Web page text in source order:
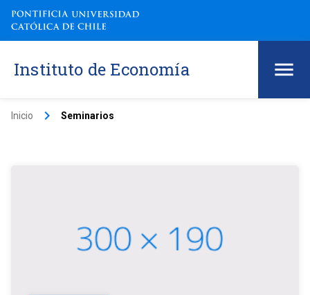
Instituto de Economía
Inicio keyboard_arrow_right Seminarios